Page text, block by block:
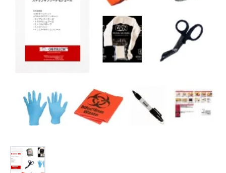
もっと見る
製品をキーワードで検索
検索
見積り
オンラインショップ